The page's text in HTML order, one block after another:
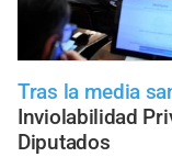
Tras la media
Inviolabilidad
Diputados